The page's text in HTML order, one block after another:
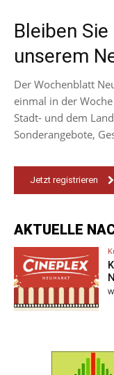
Bleiben
unserem
Der Wochenblatt
einmal in der
Stadt- und dem
Sonderangebote,
Jetzt registrieren
AKTUELLE